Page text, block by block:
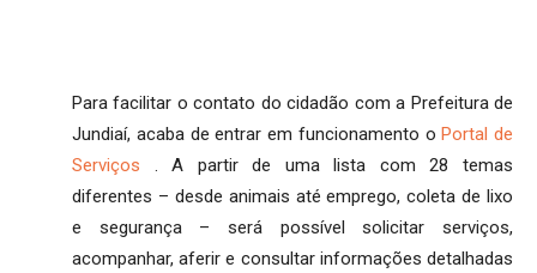
Para facilitar o contato do cidadão com a Prefeitura de
Jundiaí, acaba de entrar em funcionamento oPortal de
Serviços . A partir de uma lista com 28 temas
diferentes – desde animais até emprego, coleta de lixo
e segurança – será possível solicitar serviços,
acompanhar, aferir e consultar informações detalhadas